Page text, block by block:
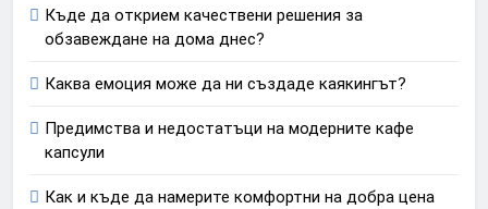
Къде да открием качествени решения за
обзавеждане на дома днес?
Каква емоция може да ни създаде каякингът?
Предимства и недостатъци на модерните кафе
капсули
Как и къде да намерите комфортни на добра цена